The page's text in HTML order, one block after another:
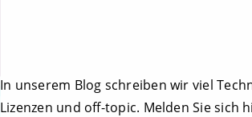
In unserem Blog schreiben wir viel
Lizenzen und off-topic. Melden Sie sich